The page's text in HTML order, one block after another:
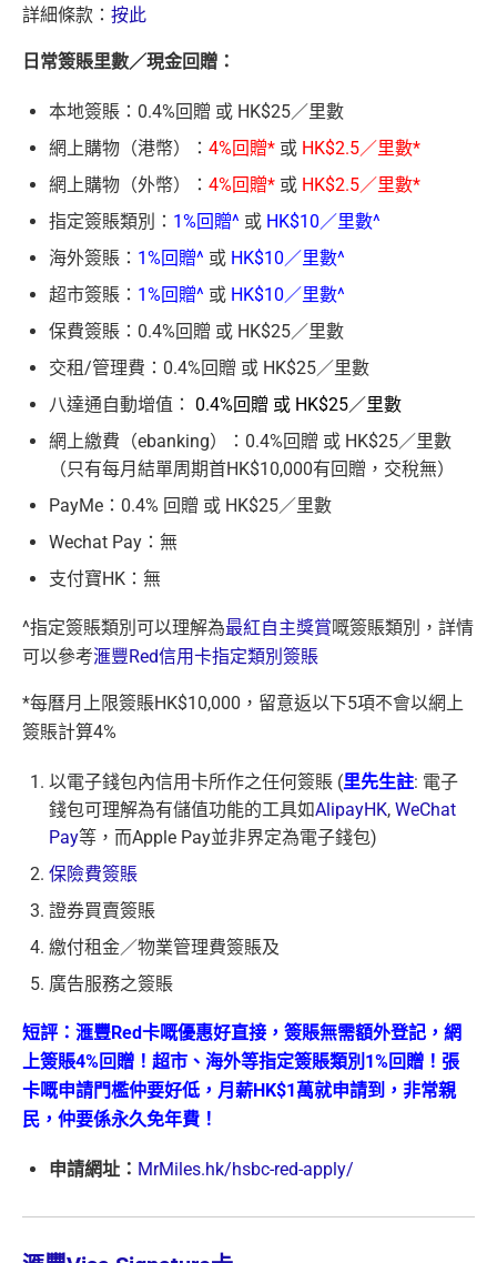
詳細條款： 按此
日常簽賬里數／現金回贈：
本地簽賬：0.4%回贈 或 HK$25／里數
網上購物（港幣）： 4%回贈* 或 HK$2.5／里數*
網上購物（外幣）： 4%回贈* 或 HK$2.5／里數*
指定簽賬類別： 1%回贈^ 或 HK$10／里數^
海外簽賬： 1%回贈^ 或 HK$10／里數^
超市簽賬： 1%回贈^ 或 HK$10／里數^
保費簽賬：0.4%回贈 或 HK$25／里數
交租/管理費：0.4%回贈 或 HK$25／里數
八達通自動增值： 0.4%回贈 或 HK$25／里數
網上繳費（ebanking）：0.4%回贈 或 HK$25／里數
（只有每月結單周期首HK$10,000有回贈，交稅無）
PayMe：0.4% 回贈 或 HK$25／里數
Wechat Pay：無
支付寶HK：無
^指定簽賬類別可以理解為最紅自主獎賞嘅簽賬類別，詳情
可以參考滙豐Red信用卡指定類別簽賬
*每曆月上限簽賬HK$10,000，留意返以下5項不會以網上
簽賬計算4%
以電子錢包內信用卡所作之任何簽賬 (里先生註: 電子
錢包可理解為有儲值功能的工具如AlipayHK, WeChat
Pay等，而Apple Pay並非界定為電子錢包)
保險費簽賬
證券買賣簽賬
繳付租金／物業管理費簽賬及
廣告服務之簽賬
短評：滙豐Red卡嘅優惠好直接，簽賬無需額外登記，網
上簽賬4%回贈！超市、海外等指定簽賬類別1%回贈！張
卡嘅申請門檻仲要好低，月薪HK$1萬就申請到，非常親
民，仲要係永久免年費！
申請網址： MrMiles.hk/hsbc-red-apply/